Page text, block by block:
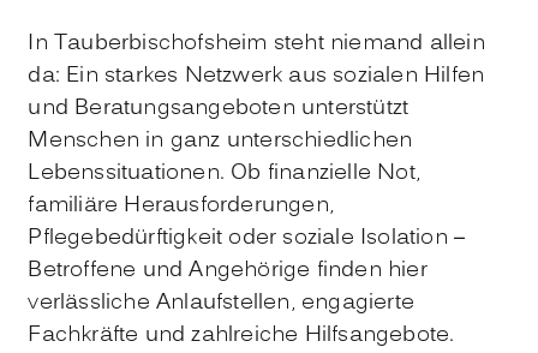
In Tauberbischofsheim steht niemand allein
da: Ein starkes Netzwerk aus sozialen Hilfen
und Beratungsangeboten unterstützt
Menschen in ganz unterschiedlichen
Lebenssituationen. Ob finanzielle Not,
familiäre Herausforderungen,
Pflegebedürftigkeit oder soziale Isolation –
Betroffene und Angehörige finden hier
verlässliche Anlaufstellen, engagierte
Fachkräfte und zahlreiche Hilfsangebote.